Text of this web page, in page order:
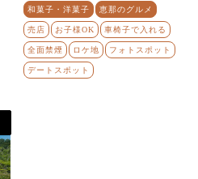
和菓子・洋菓子 恵那のグルメ
売店 お子様OK 車椅子で入れる
全面禁煙 ロケ地 フォトスポット
デートスポット